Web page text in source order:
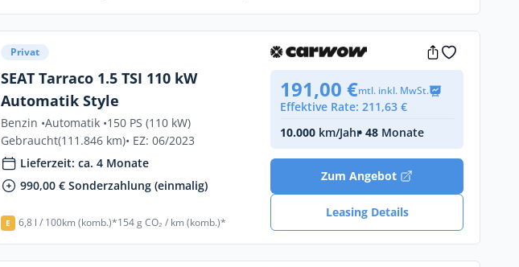
Privat
SEAT Tarraco 1.5 TSI 110 kW
Automatik Style
Benzin •Automatik •150 PS (110 kW)
Gebraucht(111.846 km)• EZ: 06/2023
Lieferzeit: ca. 4 Monate
990,00 € Sonderzahlung (einmalig)
E 6,8 l / 100km (komb.)*154 g CO₂ / km (komb.)*
191,00 €mtl. inkl. MwSt.
Effektive Rate: 211,63 €
10.000 km/Jahr• 48 Monate
Zum Angebot
Leasing Details